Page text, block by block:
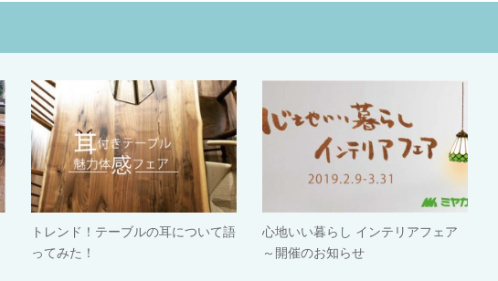
トレンド！テーブルの耳について語
ってみた！
心地いい暮らし インテリアフェア
～開催のお知らせ